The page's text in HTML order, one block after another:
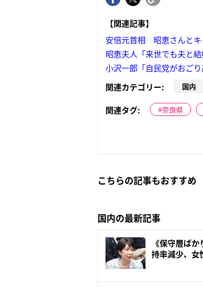
【関連記事】
安倍元首相 昭恵さんとキ
昭恵夫人「来世でも夫と
小沢一郎「自民党がおご
関連カテゴリー:
国内
関連タグ: 奈良県
こちらの記事もおすすめ
国内の最新記事
《保守層ば
持率減少、